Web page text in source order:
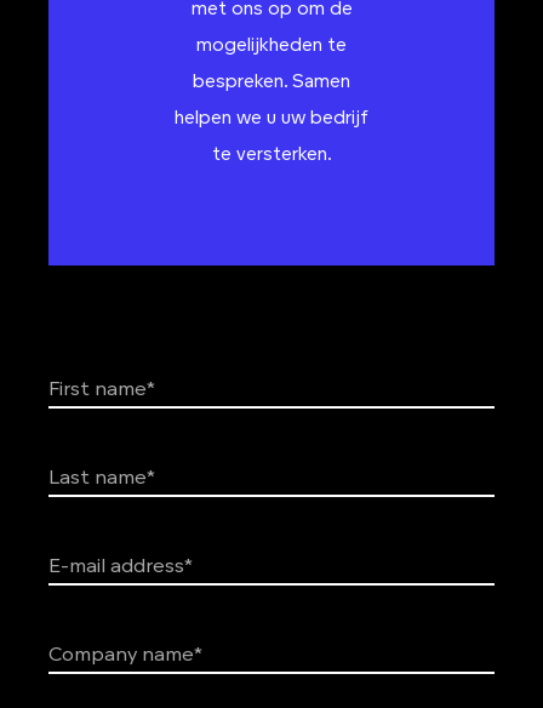
met ons op om de
mogelijkheden te
bespreken. Samen
helpen we u uw bedrijf
te versterken.